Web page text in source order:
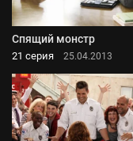
Спящий монстр
21 серия 25.04.2013